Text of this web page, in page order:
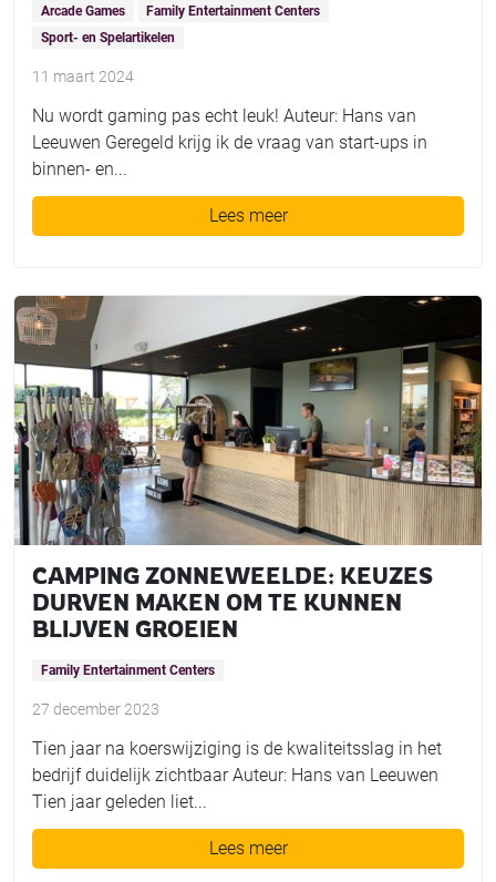
Arcade Games
Family Entertainment Centers
Sport- en Spelartikelen
11 maart 2024
Nu wordt gaming pas echt leuk! Auteur: Hans van
Leeuwen Geregeld krijg ik de vraag van start-ups in
binnen- en...
Lees meer
CAMPING ZONNEWEELDE: KEUZES
DURVEN MAKEN OM TE KUNNEN
BLIJVEN GROEIEN
Family Entertainment Centers
27 december 2023
Tien jaar na koerswijziging is de kwaliteitsslag in het
bedrijf duidelijk zichtbaar Auteur: Hans van Leeuwen
Tien jaar geleden liet...
Lees meer